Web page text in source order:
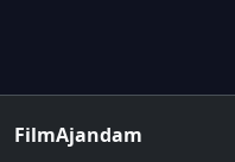
FilmAjandam